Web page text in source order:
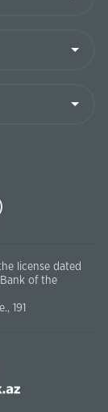
license dated
of the
191